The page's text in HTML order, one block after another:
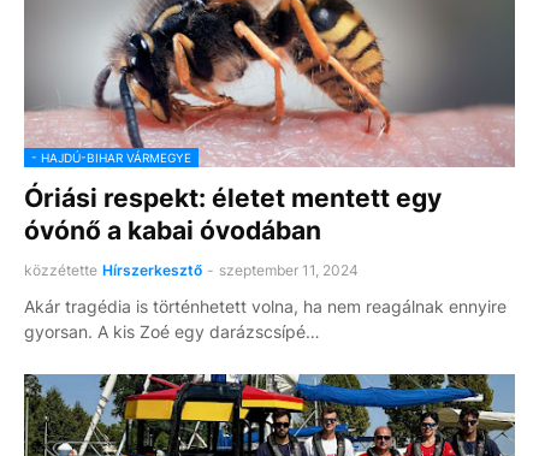
- HAJDÚ-BIHAR VÁRMEGYE
Óriási respekt: életet mentett egy
óvónő a kabai óvodában
közzétette Hírszerkesztő - szeptember 11, 2024
Akár tragédia is történhetett volna, ha nem reagálnak ennyire
gyorsan. A kis Zoé egy darázscsípé…